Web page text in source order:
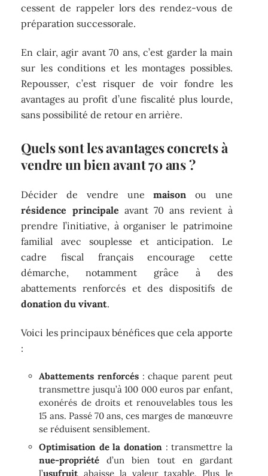
cessent de rappeler lors des rendez-vous de
préparation successorale.
En clair, agir avant 70 ans, c’est garder la main
sur les conditions et les montages possibles.
Repousser, c’est risquer de voir fondre les
avantages au profit d’une fiscalité plus lourde,
sans possibilité de retour en arrière.
Quels sont les avantages concrets à
vendre un bien avant 70 ans ?
Décider de vendre unemaison ou une
résidence principale avant 70 ans revient à
prendre l’initiative, à organiser le patrimoine
familial avec souplesse et anticipation. Le
cadre fiscal français encourage cette
démarche, notamment grâce à des
abattements renforcés et des dispositifs de
donation du vivant.
Voici les principaux bénéfices que cela apporte
:
Abattements renforcés : chaque parent peut
transmettre jusqu’à 100 000 euros par enfant,
exonérés de droits et renouvelables tous les
15 ans. Passé 70 ans, ces marges de manœuvre
se réduisent sensiblement.
Optimisation de la donation : transmettre la
nue-propriété d’un bien tout en gardant
l’usufruitabaisse la valeur taxable. Plus le